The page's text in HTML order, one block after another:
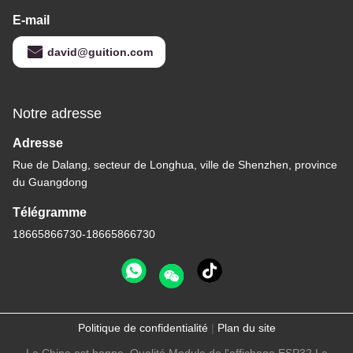
E-mail
david@guition.com
Notre adresse
Adresse
Rue de Dalang, secteur de Longhua, ville de Shenzhen, province
du Guangdong
Télégramme
18665866730-18665866730
Politique de confidentialité| Plan du site